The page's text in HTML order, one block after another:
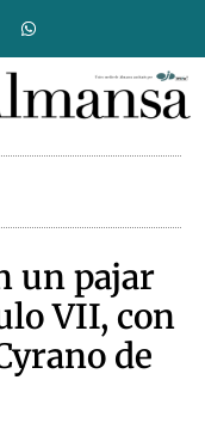
un pajar
VII, con
de